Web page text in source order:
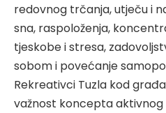
redovnog trčanja, utječu i
sna, raspoloženja,
tjeskobe i stresa,
sobom i povećanje
Rekreativci Tuzla kod
važnost koncepta aktivnog